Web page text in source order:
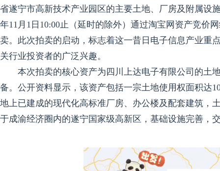
省遂宁市高新技术产业园区的主要土地、厂房及附属设
年11月1日10:00止（延时的除外）通过淘宝网资产竞价
卖。此次拍卖的启动，标志着这一昔日电子信息产业重
关行业投资者的广泛兴趣。
本次拍卖的核心资产为四川上达电子有限公司的土
备。公开资料显示，该资产包括一宗土地使用权面积达
地上已建成的现代化高标准厂房、办公楼及配套建筑，
于成渝经济圈内的遂宁国家级高新区，基础设施完善，